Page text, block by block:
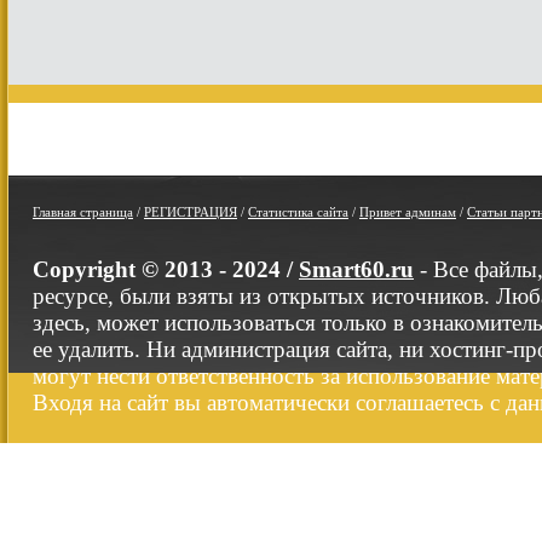
Главная страница / РЕГИСТРАЦИЯ / Статистика сайта / Привет админам / Статьи
Copyright © 2013 - 2024 / Smart60.ru - Все
ресурсе, были взяты из открытых источников.
здесь, может использоваться только в
ее удалить. Ни администрация сайта, ни хостинг-
могут нести ответственность за использование
Входя на сайт вы автоматически соглашаетесь с